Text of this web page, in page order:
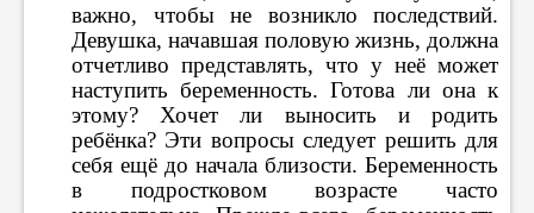
важно, чтобы не возникло последствий.
Девушка, начавшая половую жизнь, должна
отчетливо представлять, что у неё может
наступить беременность. Готова ли она к
этому? Хочет ли выносить и родить
ребёнка? Эти вопросы следует решить для
себя ещё до начала близости. Беременность
в подростковом возрасте часто